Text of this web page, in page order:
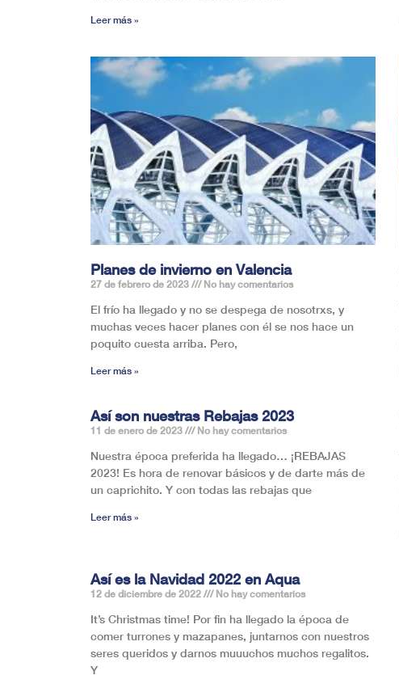
Leer más »
Planes de invierno en Valencia
27 de febrero de 2023 No hay comentarios
El frío ha llegado y no se despega de nosotrxs, y
muchas veces hacer planes con él se nos hace un
poquito cuesta arriba. Pero,
Leer más »
Así son nuestras Rebajas 2023
11 de enero de 2023 No hay comentarios
Nuestra época preferida ha llegado… ¡REBAJAS
2023! Es hora de renovar básicos y de darte más de
un caprichito. Y con todas las rebajas que
Leer más »
Así es la Navidad 2022 en Aqua
12 de diciembre de 2022 No hay comentarios
It’s Christmas time! Por fin ha llegado la época de
comer turrones y mazapanes, juntarnos con nuestros
seres queridos y darnos muuuchos muchos regalitos.
Y